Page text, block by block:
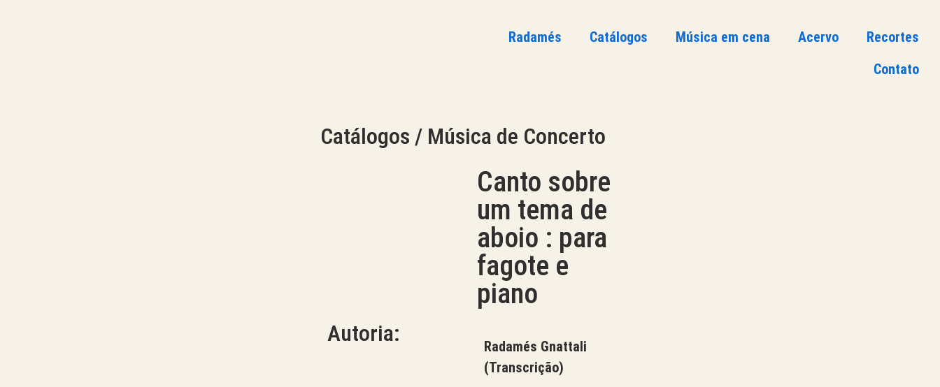
Radamés Catálogos Música em cena Acervo
Recortes
Contato
Catálogos / Música de Concerto
Canto sobre
um tema de
aboio : para
fagote e
piano
Autoria:
Radamés Gnattali
(Transcrição)